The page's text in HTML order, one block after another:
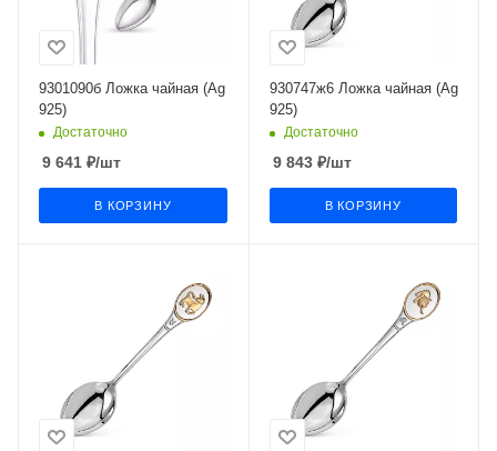
9301090б Ложка чайная (Ag
925)
Достаточно
9 641 ₽/шт
В КОРЗИНУ
930747ж6 Ложка чайная (Ag
925)
Достаточно
9 843₽/шт
В КОРЗИНУ